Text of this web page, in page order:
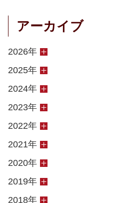
アーカイブ
2026年
2025年
2024年
2023年
2022年
2021年
2020年
2019年
2018年